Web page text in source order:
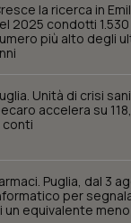
la ricerca in
2025 condotti
più alto degli
Unità di crisi
accelera su
conti
Puglia, dal 3
per
un equivalente